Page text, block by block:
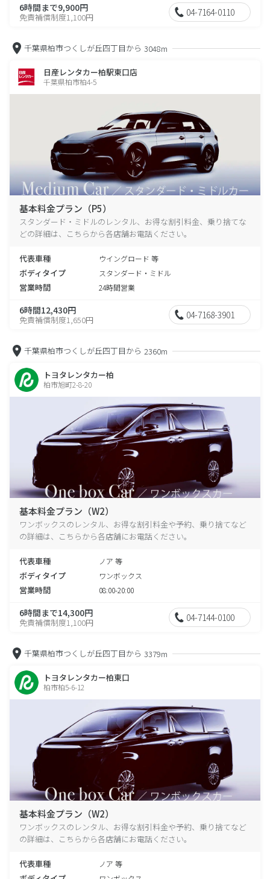
6時間まで9,900円
免責補償制度1,100円 04-7164-0110
千葉県柏市つくしが丘四丁目から 3048m
日産レンタカー柏駅東口店
千葉県柏市柏4-5
基本料金プラン（P5）
スタンダード・ミドルのレンタル、お得な割引料金、乗り捨てな
どの詳細は、こちらから各店舗お電話ください。
代表車種 ウイングロード 等
ボディタイプ スタンダード・ミドル
営業時間 24時間営業
6時間12,430円
免責補償制度1,650円 04-7168-3901
千葉県柏市つくしが丘四丁目から 2360m
トヨタレンタカー柏
柏市旭町2-8-20
基本料金プラン（W2）
ワンボックスのレンタル、お得な割引料金や予約、乗り捨てなど
の詳細は、こちらから各店舗にお電話ください。
代表車種 ノア 等
ボディタイプ ワンボックス
営業時間 08:00-20:00
6時間まで14,300円
免責補償制度1,100円 04-7144-0100
千葉県柏市つくしが丘四丁目から 3379m
トヨタレンタカー柏東口
柏市柏5-6-12
基本料金プラン（W2）
ワンボックスのレンタル、お得な割引料金や予約、乗り捨てなど
の詳細は、こちらから各店舗にお電話ください。
代表車種 ノア 等